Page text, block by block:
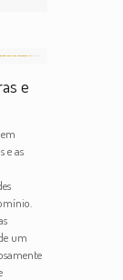
e
e as
um